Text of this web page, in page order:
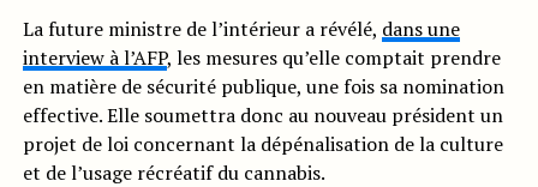
La future ministre de l’intérieur a révélé, dans une
interview à l’AFP, les mesures qu’elle comptait prendre
en matière de sécurité publique, une fois sa nomination
effective. Elle soumettra donc au nouveau président un
projet de loi concernant la dépénalisation de la culture
et de l’usage récréatif du cannabis.